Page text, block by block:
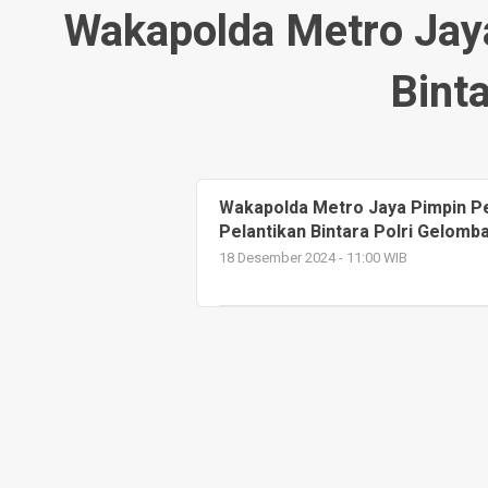
Wakapolda Metro
Wakapolda Metro Jaya Pimpin
Pelantikan Bintara Polri
18 Desember 2024 - 11:00 WIB